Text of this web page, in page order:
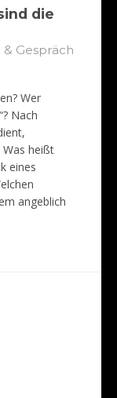
die
Gespräch
Wer
Nach
Was heißt
eines
angeblich